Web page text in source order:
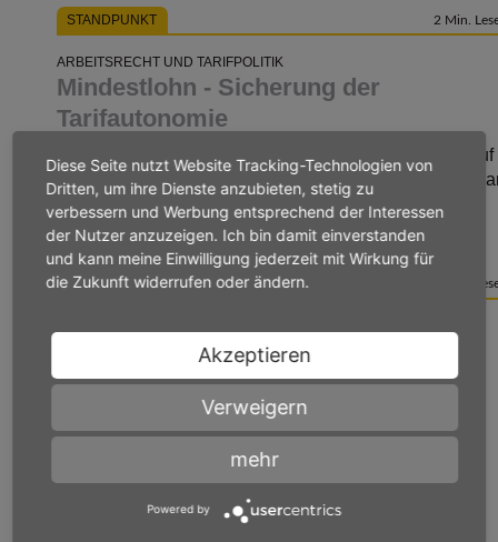
STANDPUNKT 2 Min.
ARBEITSRECHT UND TARIFPOLITIK
Mindestlohn - Sicherung der
Tarifautonomie
Mindestlohn in Deutschland steigt. Kritik an Einfluss auf
Tarifautonomie, Arbeitsmarktchancen und
weiterlesen
STANDPUNKT 2 Min.
Arbeitszeit - Wochenbetrachtung
notwendig
Digitalisierung erfordert flexible Arbeitszeiten und
Wirtschaftswettbewerb zu stärken.
weiterlesen
Diese Seite nutzt Website Tracking-Technologien von
Dritten, um ihre Dienste anzubieten, stetig zu
verbessern und Werbung entsprechend der Interessen
der Nutzer anzuzeigen. Ich bin damit einverstanden
und kann meine Einwilligung jederzeit mit Wirkung für
die Zukunft widerrufen oder ändern.
Akzeptieren
Verweigern
mehr
Powered by